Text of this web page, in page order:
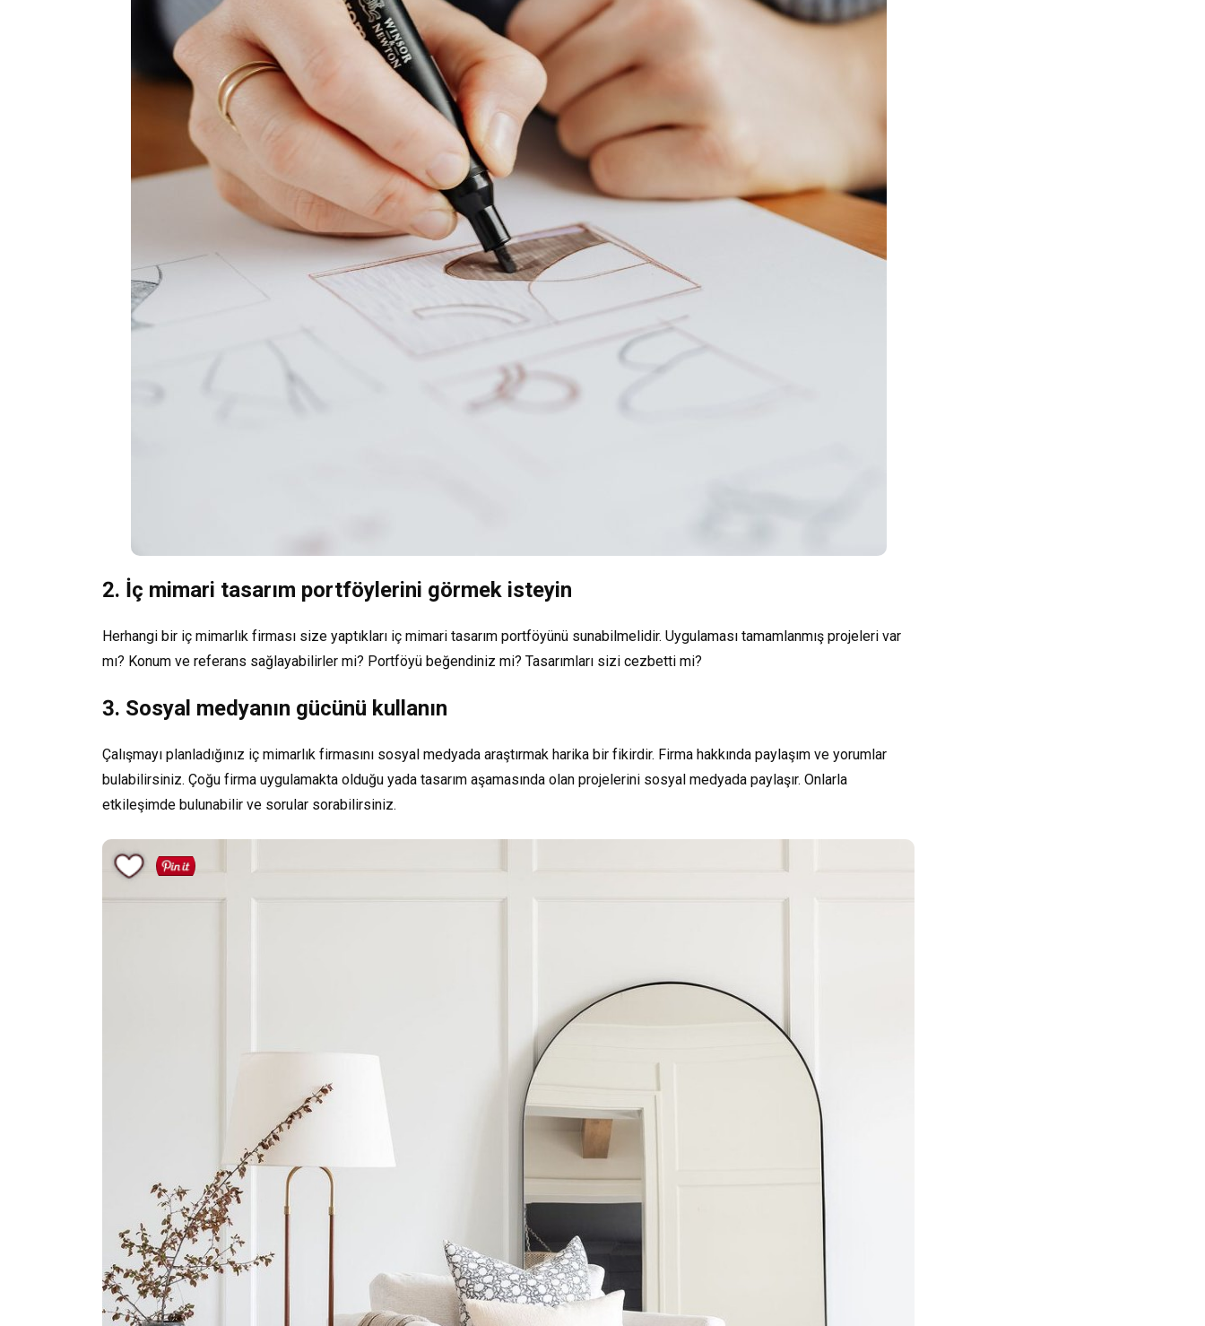
2. İç mimari tasarım portföylerini görmek isteyin
Herhangi bir iç mimarlık firması size yaptıkları iç mimari tasarım portföyünü sunabilmelidir. Uygulaması tamamlanmış projeleri var
mı? Konum ve referans sağlayabilirler mi? Portföyü beğendiniz mi? Tasarımları sizi cezbetti mi?
3. Sosyal medyanın gücünü kullanın
Çalışmayı planladığınız iç mimarlık firmasını sosyal medyada araştırmak harika bir fikirdir. Firma hakkında paylaşım ve yorumlar
bulabilirsiniz. Çoğu firma uygulamakta olduğu yada tasarım aşamasında olan projelerini sosyal medyada paylaşır. Onlarla
etkileşimde bulunabilir ve sorular sorabilirsiniz.